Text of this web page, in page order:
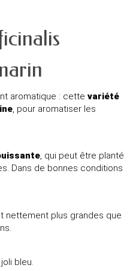
aromatique : cette variété
, pour aromatiser les
, qui peut être planté
Dans de bonnes conditions
nettement plus grandes que
bleu.